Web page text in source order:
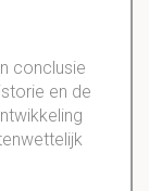
conclusie
en de